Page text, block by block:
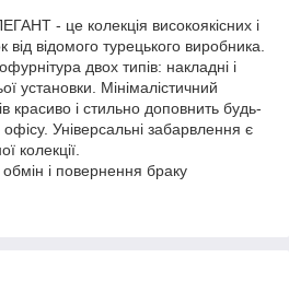
- це колекція високоякісних і
від відомого турецького виробника.
двох типів: накладні і
установки. Мінімалістичний
красиво і стильно доповнить будь-
Універсальні забарвлення є
колекції.
і повернення браку